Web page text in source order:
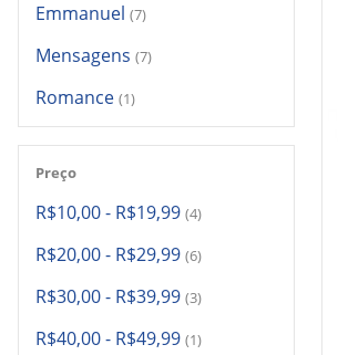
Emmanuel (7)
Mensagens (7)
Romance (1)
Preço
R$10,00- R$19,99 (4)
R$20,00- R$29,99 (6)
R$30,00- R$39,99 (3)
R$40,00- R$49,99 (1)